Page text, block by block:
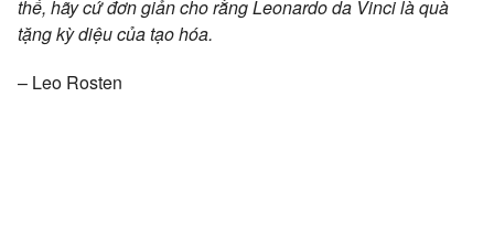
thế, hãy cứ đơn giản cho rằng Leonardo da Vinci là quà
tặng kỳ diệu của tạo hóa.
– Leo Rosten